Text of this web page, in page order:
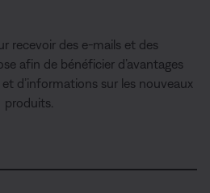
recevoir des e-mails et des
afin de bénéficier d’avantages
d’informations sur les nouveaux
produits.